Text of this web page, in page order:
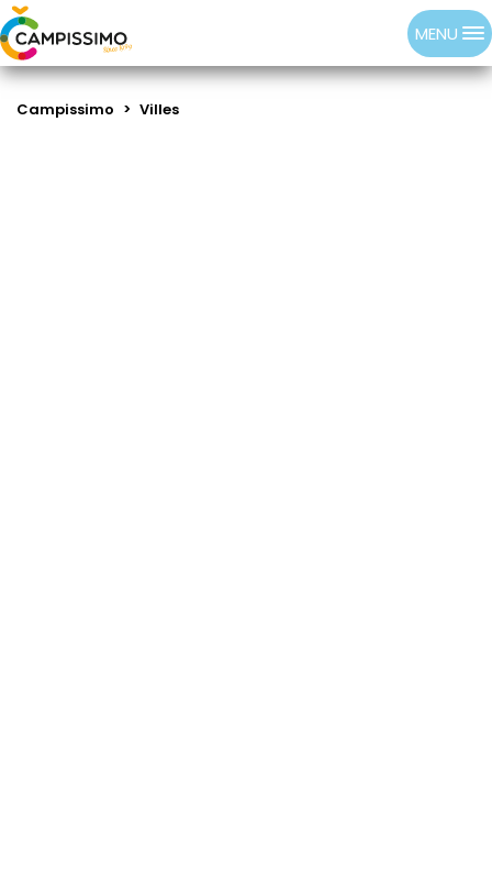
MENU
Campissimo > Villes